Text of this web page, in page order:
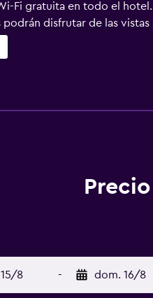
Fi gratuita en todo el
podrán disfrutar de las
comidas. En los
Está a 5 minutos en
8 - dom. 16/8